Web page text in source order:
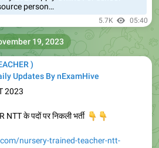
)
Updates By nExamHive
2023
के पदों पर निकली भर्ती
👇
👇
nursery-trained-teacher-ntt-
19, 2023